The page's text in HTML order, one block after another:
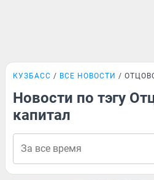
КУЗБАСС ВСЕ НОВОСТИ
Новости по тэгу
капитал